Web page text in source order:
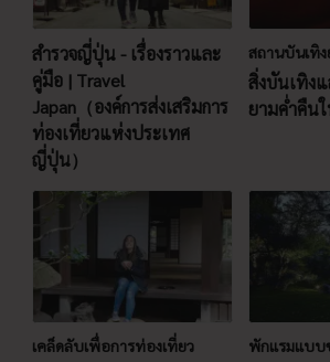
สำรวจญี่ปุ่น - เรื่องราวและ
คู่มือ | Travel
Japan（องค์การส่งเสริมการ
ท่องเที่ยวแห่งประเทศ
ญี่ปุ่น）
สถานบันเทิ
สิ่งบันเทิง
ยามค่ำคืน
เคล็ดลับเพื่อการท่องเที่ยว พักแรมแบบ